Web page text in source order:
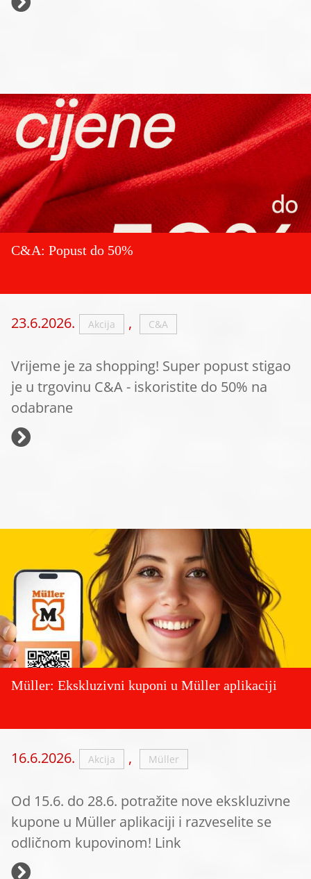
C&A: Popust do 50%
23.6.2026. Akcija , C&A
Vrijeme je za shopping! Super popust stigao
je u trgovinu C&A - iskoristite do 50% na
odabrane
Müller: Ekskluzivni kuponi u Müller aplikaciji
16.6.2026. Akcija , Müller
Od 15.6. do 28.6. potražite nove ekskluzivne
kupone u Müller aplikaciji i razveselite se
odličnom kupovinom! Link